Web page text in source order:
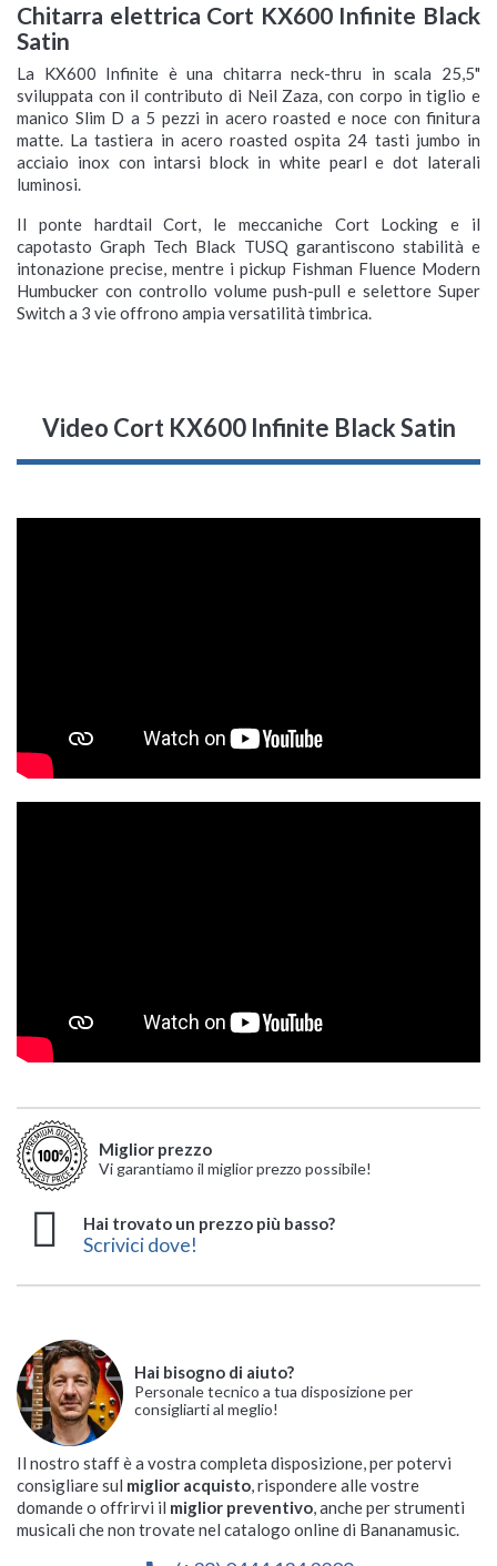
Chitarra elettrica Cort KX600 Infinite Black
Satin
La KX600 Infinite è una chitarra neck-thru in scala 25,5"
sviluppata con il contributo di Neil Zaza, con corpo in tiglio e
manico Slim D a 5 pezzi in acero roasted e noce con finitura
matte. La tastiera in acero roasted ospita 24 tasti jumbo in
acciaio inox con intarsi block in white pearl e dot laterali
luminosi.
Il ponte hardtail Cort, le meccaniche Cort Locking e il
capotasto Graph Tech Black TUSQ garantiscono stabilità e
intonazione precise, mentre i pickup Fishman Fluence Modern
Humbucker con controllo volume push-pull e selettore Super
Switch a 3 vie offrono ampia versatilità timbrica.
Video Cort KX600 Infinite Black Satin
Miglior prezzo
Vi garantiamo il miglior prezzo possibile!
Hai trovato un prezzo più basso?
Scrivici dove!
Hai bisogno di aiuto?
Personale tecnico a tua disposizione per
consigliarti al meglio!
Il nostro staff è a vostra completa disposizione, per potervi
consigliare sul miglior acquisto, rispondere alle vostre
domande o offrirvi il miglior preventivo, anche per strumenti
musicali che non trovate nel catalogo online di Bananamusic.